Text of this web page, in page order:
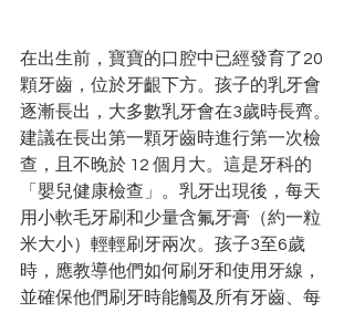
在出生前，寶寶的口腔中已經發育了20
顆牙齒，位於牙齦下方。孩子的乳牙會
逐漸長出，大多數乳牙會在3歲時長齊。
建議在長出第一顆牙齒時進行第一次檢
查，且不晚於 12 個月大。這是牙科的
「嬰兒健康檢查」。乳牙出現後，每天
用小軟毛牙刷和少量含氟牙膏（約一粒
米大小）輕輕刷牙兩次。孩子3至6歲
時，應教導他們如何刷牙和使用牙線，
並確保他們刷牙時能觸及所有牙齒、每